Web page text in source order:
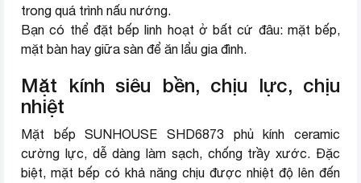
trong quá trình nấu nướng.
Bạn có thể đặt bếp linh hoạt ở bất cứ đâu: mặt bếp,
mặt bàn hay giữa sàn để ăn lẩu gia đình.
Mặt kính siêu bền, chịu lực, chịu
nhiệt
Mặt bếp SUNHOUSE SHD6873 phủ kính ceramic
cường lực, dễ dàng làm sạch, chống trầy xước. Đặc
biệt, mặt bếp có khả năng chịu được nhiệt độ lên đến